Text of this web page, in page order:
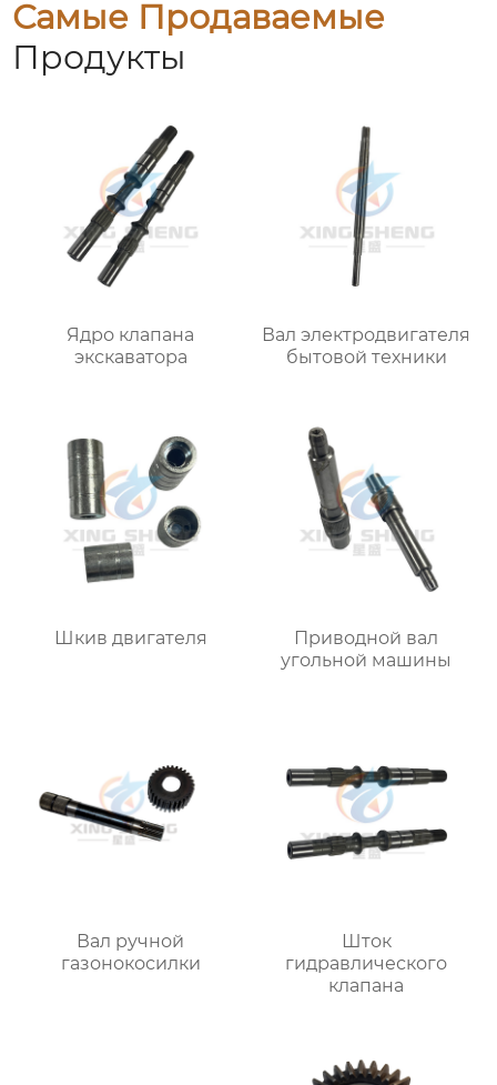
Самые Продаваемые
Продукты
Ядро клапана
экскаватора
Вал электродвигателя
бытовой техники
Шкив двигателя
Приводной вал
угольной машины
Вал ручной
газонокосилки
Шток
гидравлического
клапана